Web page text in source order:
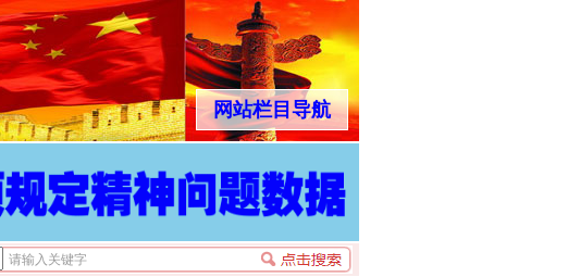
网站栏目导航